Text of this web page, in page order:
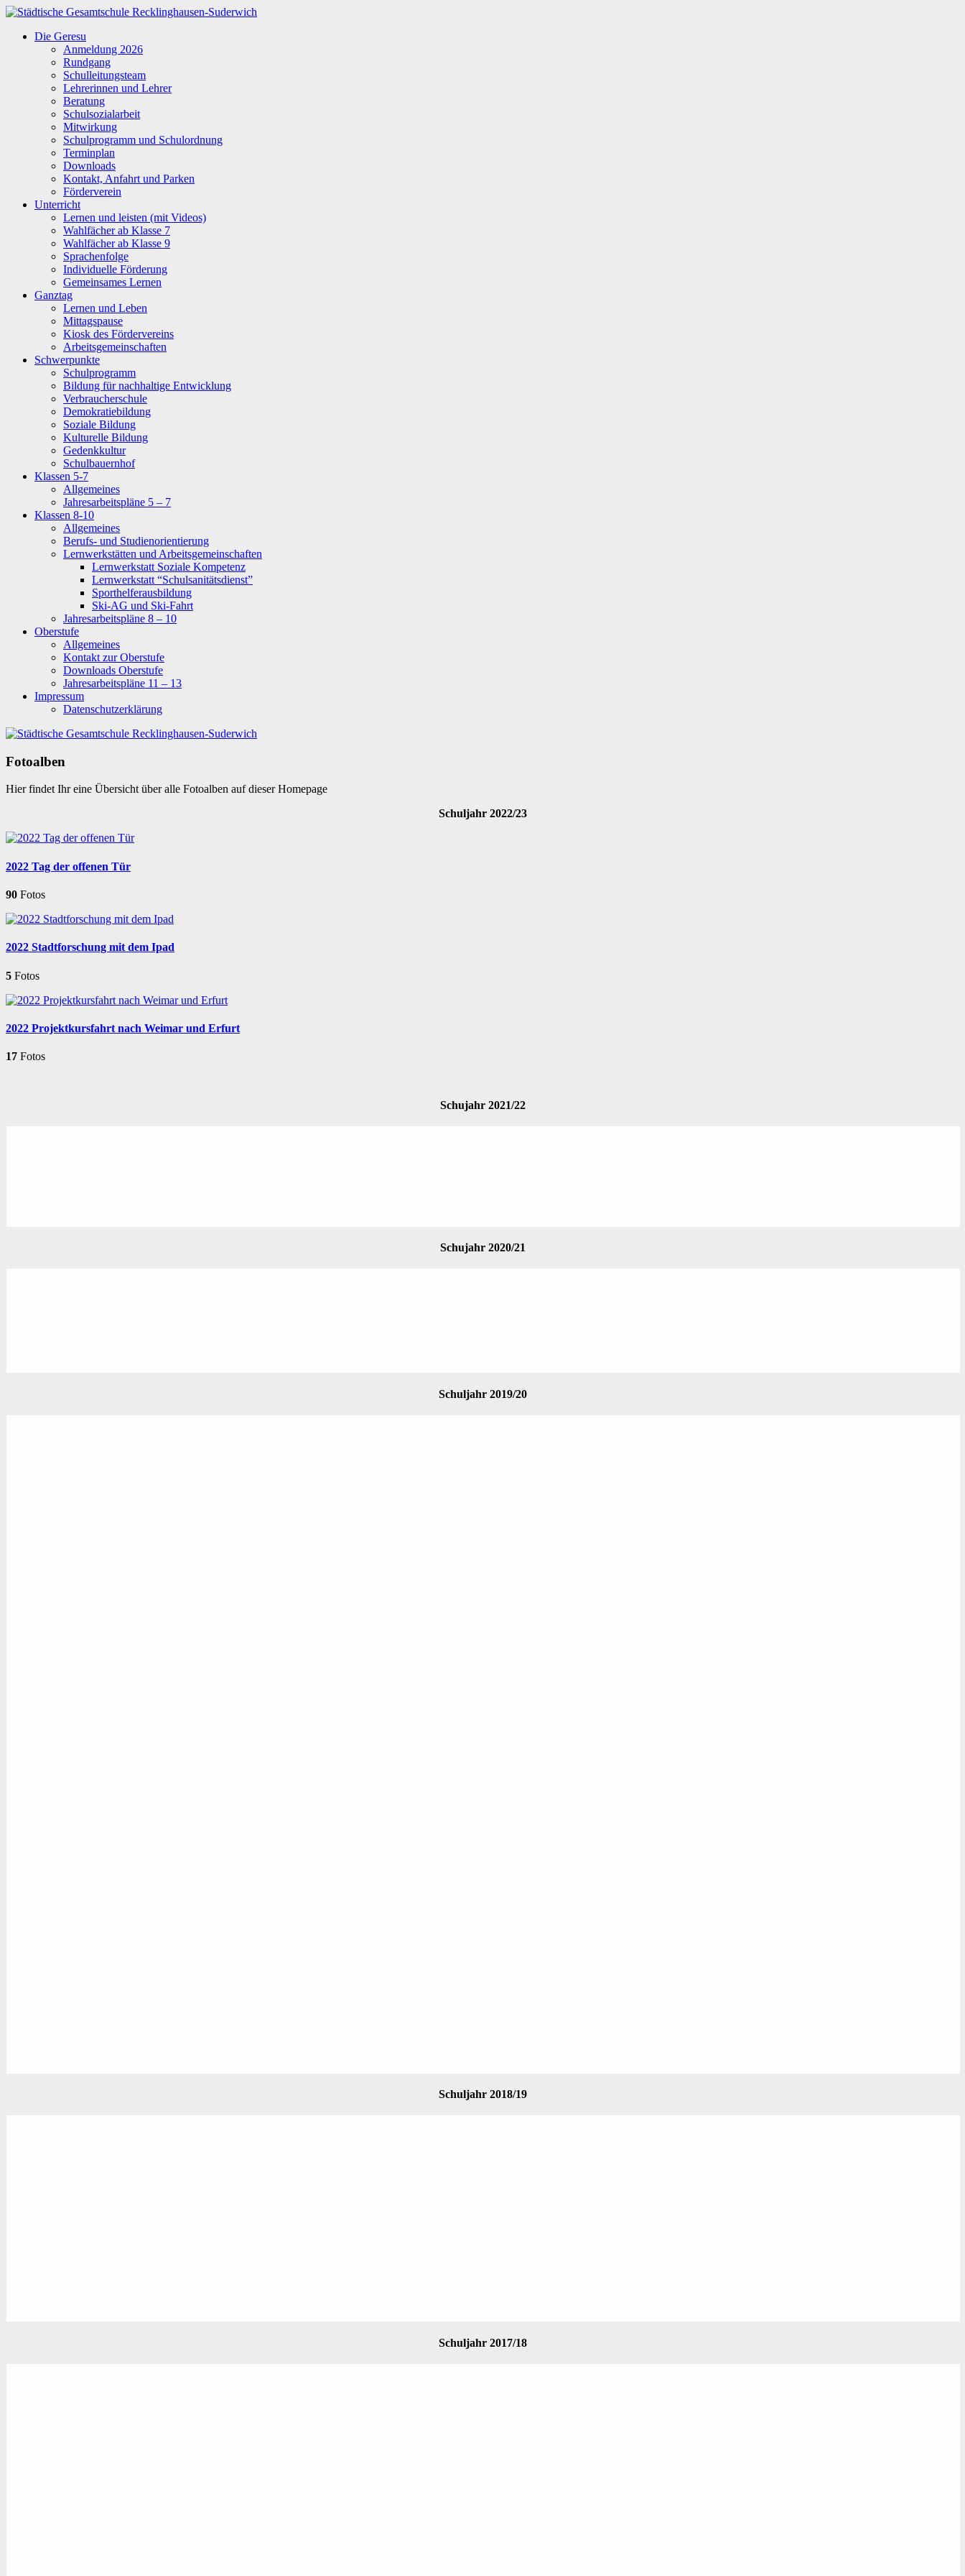
Zum
springen
Städtische
Gesamtschule
Recklinghausen-
Suderwich
Die Geresu
Anmeldung 2026
Rundgang
Schulleitungsteam
Lehrerinnen und Lehrer
Beratung
Schulsozialarbeit
Mitwirkung
Schulprogramm und Schulordnung
Terminplan
Downloads
Kontakt, Anfahrt und Parken
Förderverein
Unterricht
Lernen und leisten (mit Videos)
Wahlfächer ab Klasse 7
Wahlfächer ab Klasse 9
Sprachenfolge
Individuelle Förderung
Gemeinsames Lernen
Ganztag
Lernen und Leben
Mittagspause
Kiosk des Fördervereins
Arbeitsgemeinschaften
Schwerpunkte
Schulprogramm
Bildung für nachhaltige Entwicklung
Verbraucherschule
Demokratiebildung
Soziale Bildung
Kulturelle Bildung
Gedenkkultur
Schulbauernhof
Klassen 5-7
Allgemeines
Jahresarbeitspläne 5 – 7
Klassen 8-10
Allgemeines
Berufs- und Studienorientierung
Lernwerkstätten und Arbeitsgemeinschaften
Lernwerkstatt Soziale Kompetenz
Lernwerkstatt “Schulsanitätsdienst”
Sporthelferausbildung
Ski-AG und Ski-Fahrt
Jahresarbeitspläne 8 – 10
Oberstufe
Allgemeines
Kontakt zur Oberstufe
Downloads Oberstufe
Jahresarbeitspläne 11 – 13
Impressum
Datenschutzerklärung
Fotoalben
Hier findet Ihr eine Übersicht über alle Fotoalben auf dieser Homepage
Schuljahr 2022/23
2022 Tag der offenen Tür
90 Fotos
2022 Stadtforschung mit dem Ipad
5 Fotos
2022 Projektkursfahrt nach Weimar und Erfurt
17 Fotos
Schujahr 2021/22
Schujahr 2020/21
Schuljahr 2019/20
Schuljahr 2018/19
Schuljahr 2017/18